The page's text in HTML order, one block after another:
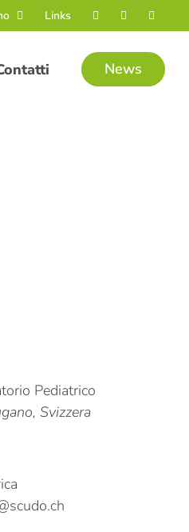
Links
News
Pediatrico
Svizzera